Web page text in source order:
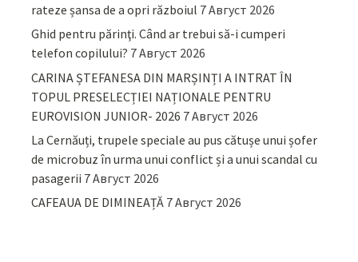
rateze șansa de a opri războiul 7 Август 2026
Ghid pentru părinţi. Când ar trebui să-i cumperi
telefon copilului? 7 Август 2026
CARINA ȘTEFANESA DIN MARȘINȚI A INTRAT ÎN
TOPUL PRESELECȚIEI NAȚIONALE PENTRU
EUROVISION JUNIOR- 2026 7 Август 2026
La Cernăuți, trupele speciale au pus cătușe unui șofer
de microbuz în urma unui conflict și a unui scandal cu
pasagerii 7 Август 2026
CAFEAUA DE DIMINEAȚĂ 7 Август 2026